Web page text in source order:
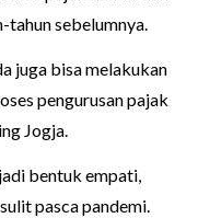
tahun sebelumnya.
juga bisa melakukan
pengurusan pajak
Jogja.
bentuk empati,
pasca pandemi.